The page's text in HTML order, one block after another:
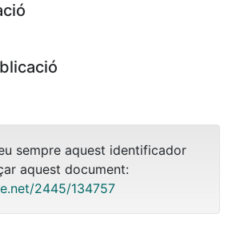
sempre aquest identificador
aquest document:
2445/134757